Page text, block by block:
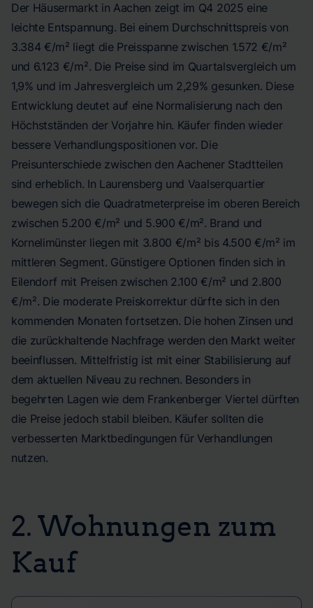
Der Häusermarkt in Aachen zeigt im Q4 2025 eine
leichte Entspannung. Bei einem Durchschnittspreis von
3.384 €/m² liegt die Preisspanne zwischen 1.572 €/m²
und 6.123 €/m². Die Preise sind im Quartalsvergleich um
1,9% und im Jahresvergleich um 2,29% gesunken. Diese
Entwicklung deutet auf eine Normalisierung nach den
Höchstständen der Vorjahre hin. Käufer finden wieder
bessere Verhandlungspositionen vor. Die
Preisunterschiede zwischen den Aachener Stadtteilen
sind erheblich. In Laurensberg und Vaalserquartier
bewegen sich die Quadratmeterpreise im oberen Bereich
zwischen 5.200 €/m² und 5.900 €/m². Brand und
Kornelimünster liegen mit 3.800 €/m² bis 4.500 €/m² im
mittleren Segment. Günstigere Optionen finden sich in
Eilendorf mit Preisen zwischen 2.100 €/m² und 2.800
€/m². Die moderate Preiskorrektur dürfte sich in den
kommenden Monaten fortsetzen. Die hohen Zinsen und
die zurückhaltende Nachfrage werden den Markt weiter
beeinflussen. Mittelfristig ist mit einer Stabilisierung auf
dem aktuellen Niveau zu rechnen. Besonders in
begehrten Lagen wie dem Frankenberger Viertel dürften
die Preise jedoch stabil bleiben. Käufer sollten die
verbesserten Marktbedingungen für Verhandlungen
nutzen.
2. Wohnungen zum
Kauf